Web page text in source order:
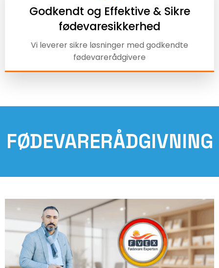
Godkendt og Effektive & Sikre
fødevaresikkerhed
Vi leverer sikre løsninger med godkendte
fødevarerådgivere
FØDEVARERÅDGIVNING